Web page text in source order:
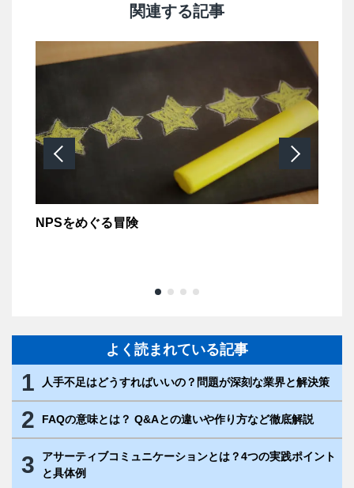
関連する記事
NPSをめぐる冒険
よく読まれている記事
1 人手不足はどうすればいいの？問題が深刻な業界と解決策
2 FAQの意味とは？ Q&Aとの違いや作り方など徹底解説
3
アサーティブコミュニケーションとは？4つの実践ポイント
と具体例